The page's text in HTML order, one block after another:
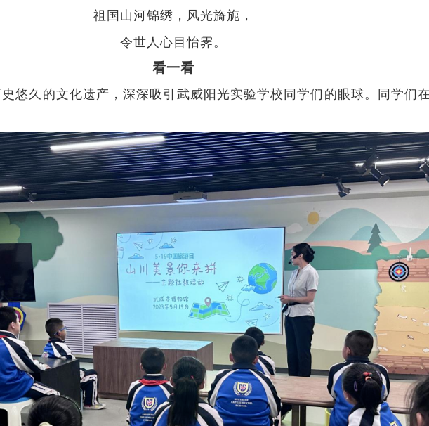
祖国山河锦绣 ， 风光旖旎 ，
令世人心目怡霁。
看一看
悠久的文化遗产，深深吸引武威阳光实验学校同学们的眼球。同学们